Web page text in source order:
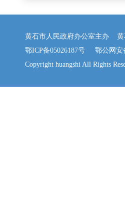
黄石市人民政府办公室主办 黄
鄂ICP备05026187号
鄂公网安
Copyright huangshi All Rights